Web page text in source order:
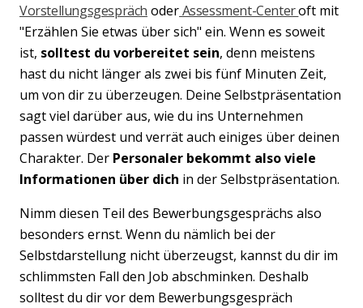
Vorstellungsgespräch oderAssessment-Centeroft mit
"Erzählen Sie etwas über sich" ein. Wenn es soweit
ist, solltest du vorbereitet sein, denn meistens
hast du nicht länger als zwei bis fünf Minuten Zeit,
um von dir zu überzeugen. Deine Selbstpräsentation
sagt viel darüber aus, wie du ins Unternehmen
passen würdest und verrät auch einiges über deinen
Charakter. Der Personaler bekommt also viele
Informationen über dich in der Selbstpräsentation.
Nimm diesen Teil des Bewerbungsgesprächs also
besonders ernst. Wenn du nämlich bei der
Selbstdarstellung nicht überzeugst, kannst du dir im
schlimmsten Fall den Job abschminken. Deshalb
solltest du dir vor dem Bewerbungsgespräch